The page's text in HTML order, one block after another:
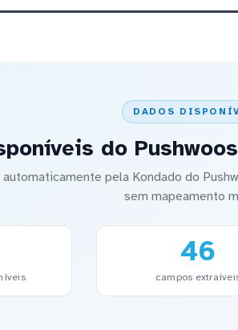
DADOS
do
pela Kondado do
sem mapeamento
46
campos